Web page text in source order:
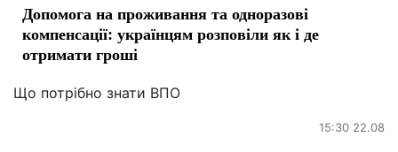
Допомога на проживання та одноразові
компенсації: українцям розповіли як і де
отримати гроші
Що потрібно знати ВПО
15:30 22.08